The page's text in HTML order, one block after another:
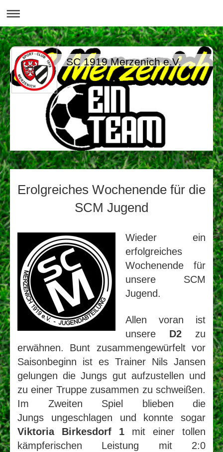
SC 1919 Merzenich e.V.
Erolgreiches Wochenende für die
SCM Jugend
Wieder ein
erfolgreiches
Wochenende für
unsere SCM
Jugend.
Allen voran ist
unsere D2 zu
erwähnen. Bunt zusammengewürfelt vor
Saisonbeginn ist es Trainer Nils Jansen
gelungen die Jungs gut aufzustellen und
zu einer Truppe zusammen zu schweißen.
Im Zweiten Spiel blieben die
Jungs
ungeschlagen und konnte sogar
Viktoria Birkesdorf 1
mit einer tollen
kämpferischen Leistung mit 2:0